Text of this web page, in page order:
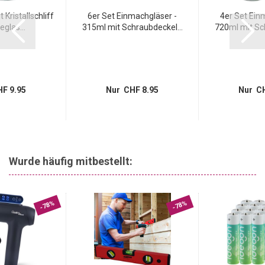
Kristallschliff
9.95
6er Set Einmachgläser -
315ml mit Schraubdeckel...
Nur CHF 8.95
4er Set
720ml mit
Nur
Wurde häufig mitbestellt:
-78% -78%